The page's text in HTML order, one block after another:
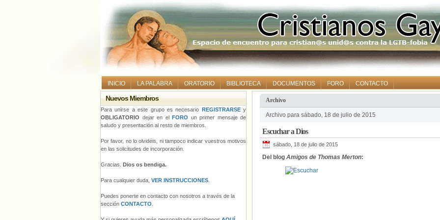
INICIO LA PALABRA ORATORIO BIBLIOTECA DOCUMENTOS FORO CONTACTO
Archivo
Archivo para sábado, 18 de julio de 2015
Escuchar a Dios
sábado, 18 de julio de 2015
Del blog Amigos de Thomas Merton:
Nuevos Miembros
Para unirse a este grupo es necesario REGISTRARSEy
OBLIGATORIO dejar en el FORO un primer mensaje de
saludo y presentación al resto de miembros.
Por favor, no lo olvidéis, ni tampoco indicar vuestros motivos
en las solicitudes de incorporación.
Gracias. Dios os bendiga.
Para cualquier duda, VER INSTRUCCIONES
Puedes ponerte en contacto con nosotros a través de la
sección CONTACTO